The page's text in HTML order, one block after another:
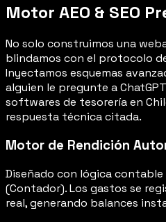
Motor AEO & SEO
No solo construimos una
blindamos con el protocolo
Inyectamos esquemas
alguien le pregunte a
softwares de tesorería en
respuesta técnica citada.
Motor de Rendición
Diseñado con lógica
(Contador). Los gastos se
real, generando balances